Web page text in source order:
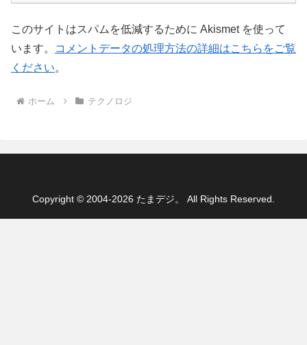
このサイトはスパムを低減するために Akismet を使って
います。
コメントデータの処理方法の詳細はこちらをご覧
ください。
ホーム テクノロジ
Copyright © 2004-2026 たまデジ。 All Rights Reserved.